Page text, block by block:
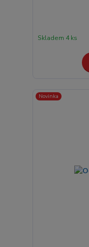
Skladem 4 ks
Novinka